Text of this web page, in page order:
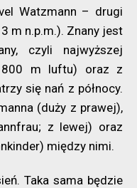
Watzmann – drugi
m n.p.m.). Znany jest
czyli najwyższej
m luftu) oraz z
się nań z północy.
(duży z prawej),
z lewej) oraz
między nimi.
Taka sama będzie